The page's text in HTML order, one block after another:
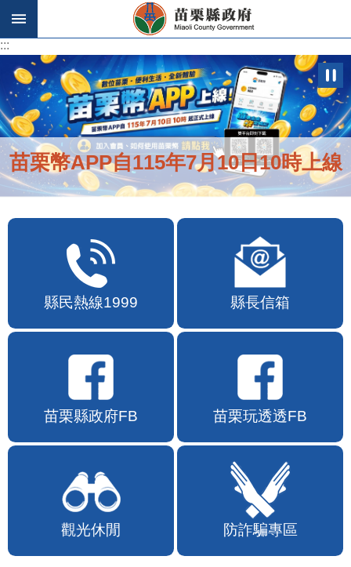
跳到主要內容區塊
:::
苗栗幣APP自115年7月10日10時上線
縣民熱線1999 縣長信箱
苗栗縣政府FB 苗栗玩透透FB
觀光休閒 防詐騙專區